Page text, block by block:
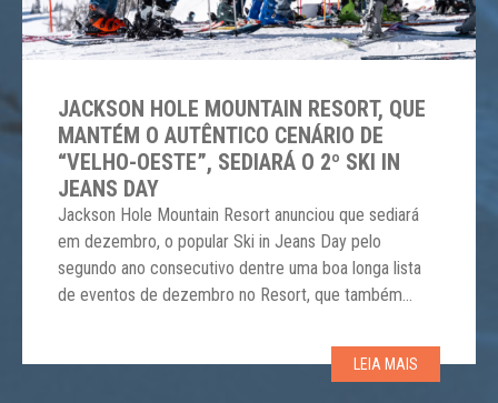
JACKSON HOLE MOUNTAIN RESORT, QUE
MANTÉM O AUTÊNTICO CENÁRIO DE
“VELHO-OESTE”, SEDIARÁ O 2º SKI IN
JEANS DAY
Jackson Hole Mountain Resort anunciou que sediará
em dezembro, o popular Ski in Jeans Day pelo
segundo ano consecutivo dentre uma boa longa lista
de eventos de dezembro no Resort, que também
durante o Kids on Snow. Todo o Teton Village
celebrará o Destination December este ano,LEIA MAIS